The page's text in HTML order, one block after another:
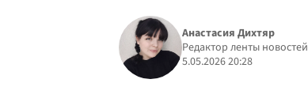
Анастасия Дихтяр
Редактор ленты новостей
5.05.2026 20:28